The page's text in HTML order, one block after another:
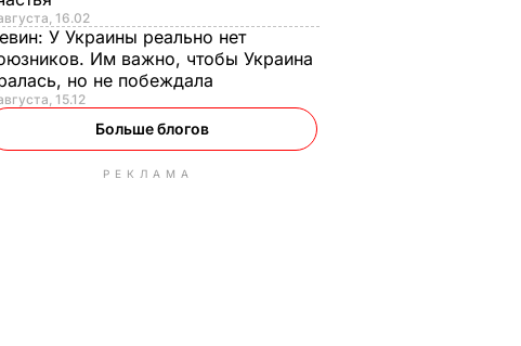
16.02
У Украины реально нет
Им важно, чтобы Украина
но не побеждала
15.12
Больше блогов
РЕКЛАМА